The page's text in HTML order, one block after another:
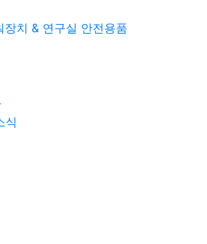
장치 & 연구실 안전용품
식